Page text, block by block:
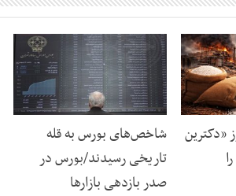
«دکترین
شاخص‌های بورس به قله
تاریخی رسیدند/بورس در
صدر بازدهی بازارها